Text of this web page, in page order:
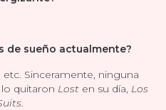
de sueño actualmente?
, etc. Sinceramente, ninguna
quitaron Lost en su día, Los
.